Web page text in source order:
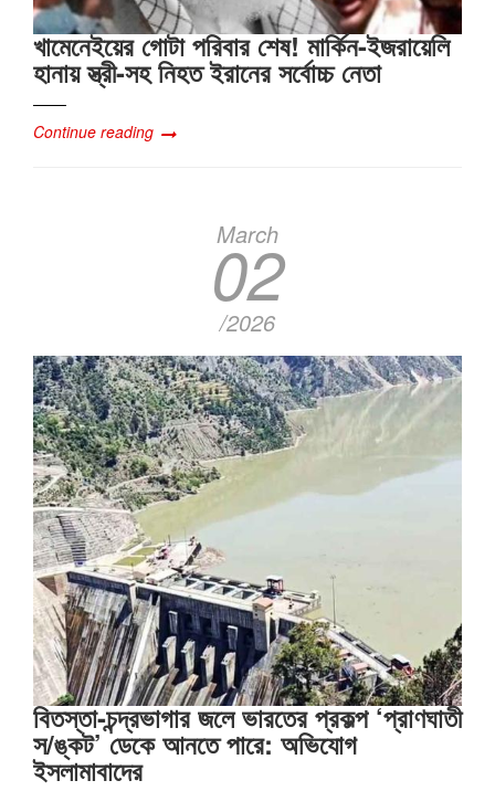
খামেনেইয়ের গোটা পরিবার শেষ! মার্কিন-ইজরায়েলি
হানায় স্ত্রী-সহ নিহত ইরানের সর্বোচ্চ নেতা
Continue reading
March
02
/2026
বিতস্তা-চন্দ্রভাগার জলে ভারতের প্রকল্প ‘প্রাণঘাতী
স/ঙ্কট’ ডেকে আনতে পারে: অভিযোগ
ইসলামাবাদের